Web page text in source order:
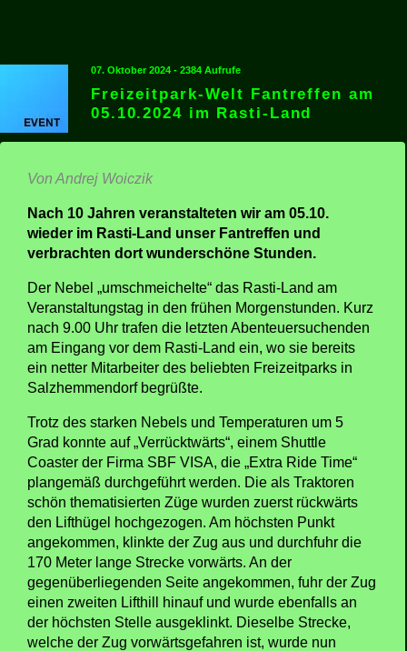
07. Oktober 2024 - 2384 Aufrufe
Freizeitpark-Welt Fantreffen am
05.10.2024 im Rasti-Land
Von Andrej Woiczik
Nach 10 Jahren veranstalteten wir am 05.10.
wieder im Rasti-Land unser Fantreffen und
verbrachten dort wunderschöne Stunden.
Der Nebel „umschmeichelte“ das Rasti-Land am
Veranstaltungstag in den frühen Morgenstunden. Kurz
nach 9.00 Uhr trafen die letzten Abenteuersuchenden
am Eingang vor dem Rasti-Land ein, wo sie bereits
ein netter Mitarbeiter des beliebten Freizeitparks in
Salzhemmendorf begrüßte.
Trotz des starken Nebels und Temperaturen um 5
Grad konnte auf „Verrücktwärts“, einem Shuttle
Coaster der Firma SBF VISA, die „Extra Ride Time“
plangemäß durchgeführt werden. Die als Traktoren
schön thematisierten Züge wurden zuerst rückwärts
den Lifthügel hochgezogen. Am höchsten Punkt
angekommen, klinkte der Zug aus und durchfuhr die
170 Meter lange Strecke vorwärts. An der
gegenüberliegenden Seite angekommen, fuhr der Zug
einen zweiten Lifthill hinauf und wurde ebenfalls an
der höchsten Stelle ausgeklinkt. Dieselbe Strecke,
welche der Zug vorwärtsgefahren ist, wurde nun